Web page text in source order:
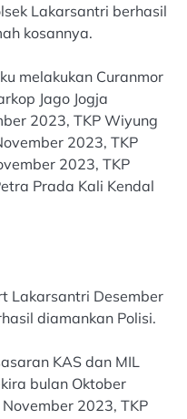
Lakarsantri berhasil
kosannya.
melakukan Curanmor
Jago Jogja
2023, TKP Wiyung
2023, TKP
2023, TKP
Prada Kali Kendal
Lakarsantri Desember
diamankan Polisi.
KAS dan MIL
bulan Oktober
2023, TKP